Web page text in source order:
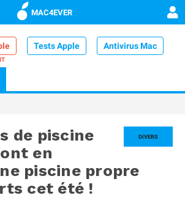
MAC4EVER
Tests Apple Antivirus Mac
DIVERS
de piscine
en
piscine propre
cet été !